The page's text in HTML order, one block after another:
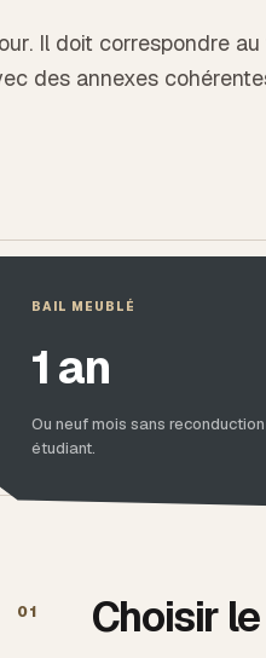
Il doit correspondre
des annexes
BAIL MEUBLÉ
1 an
Ou neuf mois sans
étudiant.
01 Choisir